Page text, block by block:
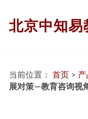
北京中知易
当前位置： 首页 >
展对策—教育咨询视